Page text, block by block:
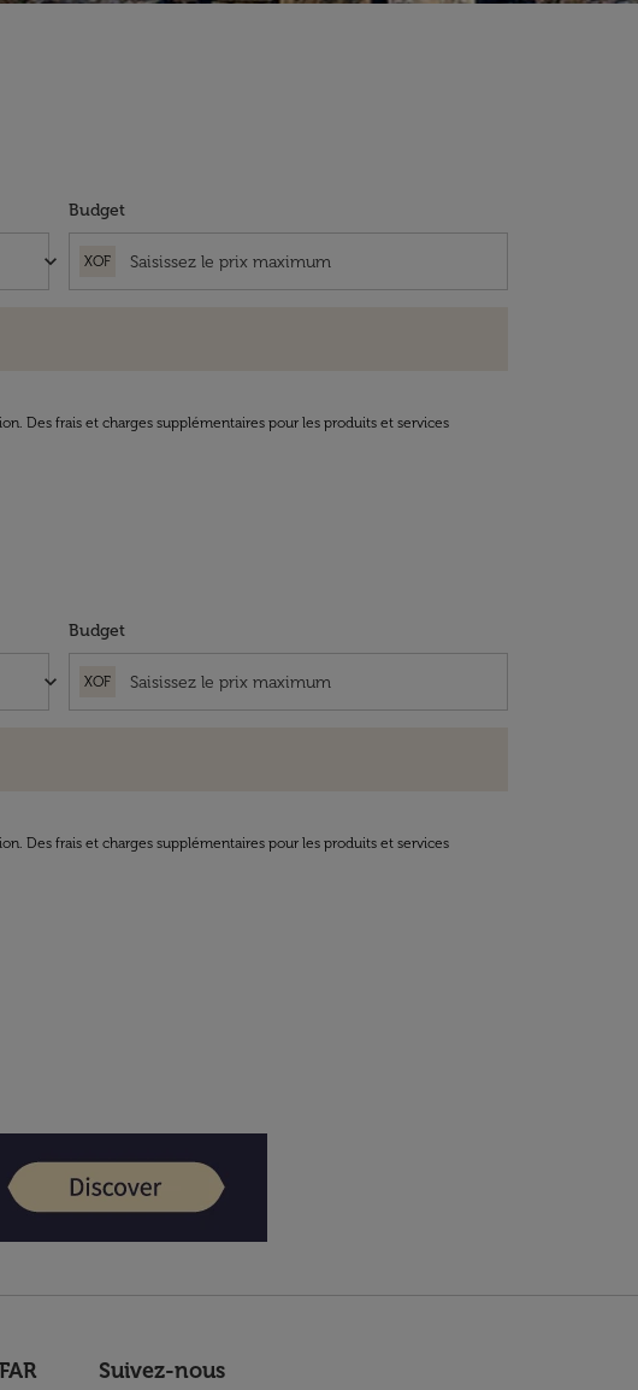
keyboard_arrow_down
Budget
XOF
Des frais et charges supplémentaires pour les produits et services
keyboard_arrow_down
Budget
XOF
Des frais et charges supplémentaires pour les produits et services
Suivez-nous